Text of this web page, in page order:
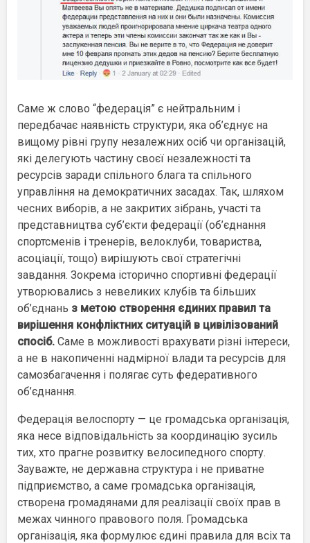
Саме ж слово “федерація” є нейтральним і
передбачає наявність структури, яка об’єднує на
вищому рівні групу незалежних осіб чи організацій,
які делегують частину своєї незалежності та
ресурсів заради спільного блага та спільного
управління на демократичних засадах. Так, шляхом
чесних виборів, а не закритих зібрань, участі та
представництва суб’єкти федерації (об’єднання
спортсменів і тренерів, велоклуби, товариства,
асоціації, тощо) вирішують свої стратегічні
завдання. Зокрема історично спортивні федерації
утворювались з невеликих клубів та більших
об’єднань з метою створення єдиних правил та
вирішення конфліктних ситуацій в цивілізований
спосіб. Саме в можливості врахувати різні інтереси,
а не в накопиченні надмірної влади та ресурсів для
самозбагачення і полягає суть федеративного
об’єднання.
Федерація велоспорту — це громадська організація,
яка несе відповідальність за координацію зусиль
тих, хто прагне розвитку велосипедного спорту.
Зауважте, не державна структура і не приватне
підприємство, а саме громадська організація,
створена громадянами для реалізації своїх прав в
межах чинного правового поля. Громадська
організація, яка формулює єдині правила для всіх та